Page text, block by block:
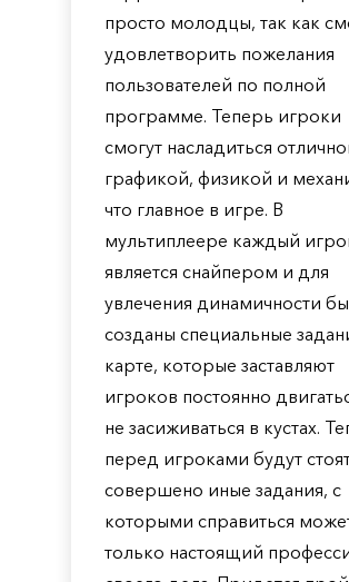
просто молодцы, так как
удовлетворить пожелания
пользователей по полной
программе. Теперь игроки
смогут насладиться
графикой, физикой и
что главное в игре. В
мультиплеере каждый
является снайпером и для
увлечения динамичности
созданы специальные
карте, которые заставляют
игроков постоянно
не засиживаться в кустах.
перед игроками будут
совершено иные задания, с
которыми справиться
только настоящий